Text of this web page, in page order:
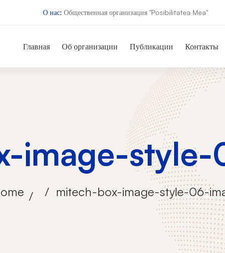
О нас: Общественная организация "Posibilitatea Mea"
Главная Об организации Публикации Контакты
image-
mitech-box-image-style-06-